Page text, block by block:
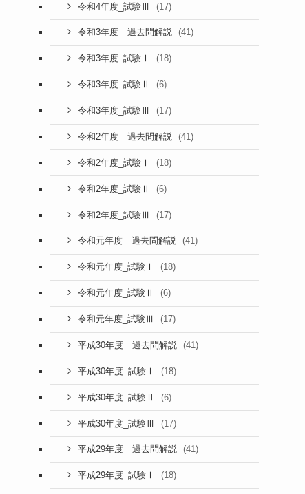
令和4年度_試験Ⅲ (17)
令和3年度 過去問解説 (41)
令和3年度_試験Ⅰ (18)
令和3年度_試験Ⅱ (6)
令和3年度_試験Ⅲ (17)
令和2年度 過去問解説 (41)
令和2年度_試験Ⅰ (18)
令和2年度_試験Ⅱ (6)
令和2年度_試験Ⅲ (17)
令和元年度 過去問解説 (41)
令和元年度_試験Ⅰ (18)
令和元年度_試験Ⅱ (6)
令和元年度_試験Ⅲ (17)
平成30年度 過去問解説 (41)
平成30年度_試験Ⅰ (18)
平成30年度_試験Ⅱ (6)
平成30年度_試験Ⅲ (17)
平成29年度 過去問解説 (41)
平成29年度_試験Ⅰ (18)